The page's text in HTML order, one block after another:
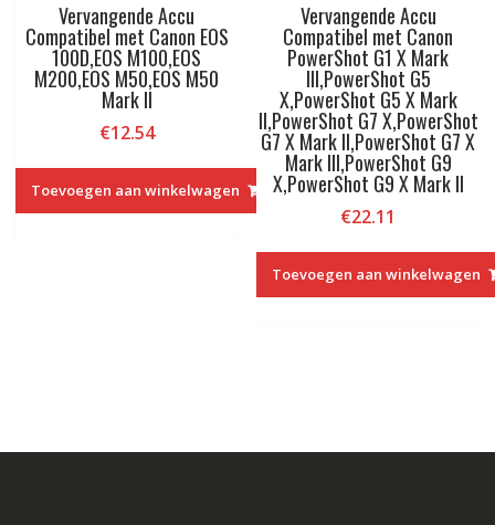
Vervangende Accu
Compatibel met Canon EOS
100D,EOS M100,EOS
M200,EOS M50,EOS M50
Mark II
€12.54
Toevoegen aan winkelwagen
Vervangende Accu
Compatibel met Canon
PowerShot G1 X Mark
III,PowerShot G5
X,PowerShot G5 X Mark
II,PowerShot G7 X,PowerShot
G7 X Mark II,PowerShot G7 X
Mark III,PowerShot G9
X,PowerShot G9 X Mark II
€22.11
Toevoegen aan winkelwagen